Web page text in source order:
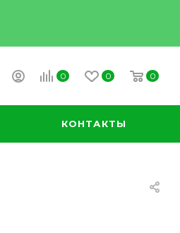
0 0 0
КОНТАКТЫ